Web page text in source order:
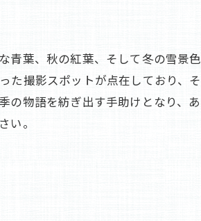
青葉、秋の紅葉、そして冬の雪景
た撮影スポットが点在しており、
の物語を紡ぎ出す手助けとなり、
い。